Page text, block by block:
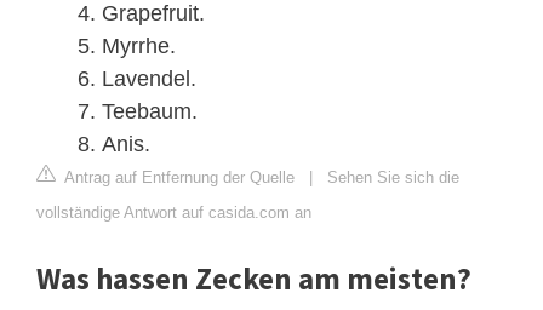
Grapefruit.
Myrrhe.
Lavendel.
Teebaum.
Anis.
Antrag auf Entfernung der Quelle | Sehen Sie sich die
vollständige Antwort auf casida.com an
Was hassen Zecken am meisten?